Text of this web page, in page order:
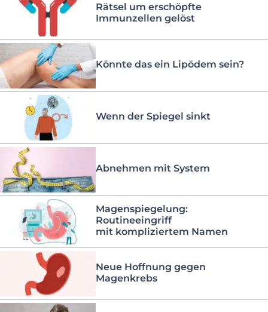
Rätsel um erschöpfte
Immunzellen gelöst
Könnte das ein Lipödem sein?
Wenn der Spiegel sinkt
Abnehmen mit System
Magenspiegelung:
Routineeingriff
mit kompliziertem Namen
Neue Hoffnung gegen
Magenkrebs